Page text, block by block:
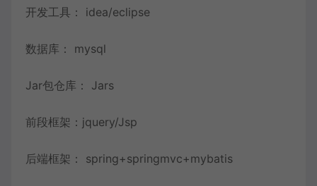
开发工具： idea/eclipse
数据库： mysql
Jar包仓库： Jars
前段框架：jquery/Jsp
后端框架： spring+springmvc+mybatis